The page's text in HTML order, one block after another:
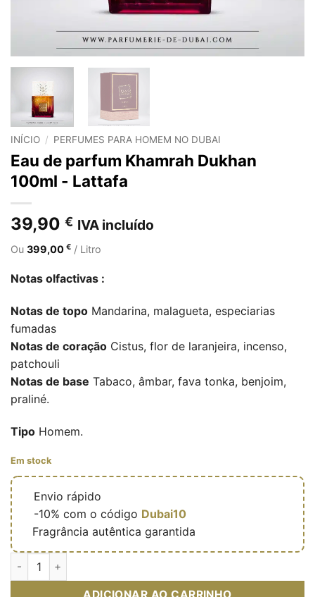
INÍCIO / PERFUMES PARA HOMEM NO DUBAI
Eau de parfum Khamrah Dukhan
100ml - Lattafa
39,90 € IVA incluído
Ou 399,00 € / Litro
Notas olfactivas :
Notas de topo Mandarina, malagueta, especiarias
fumadas
Notas de coração Cistus, flor de laranjeira, incenso,
patchouli
Notas de base Tabaco, âmbar, fava tonka, benjoim,
praliné.
Tipo Homem.
Em stock
Envio rápido
-10% com o código Dubai10
Fragrância autêntica garantida
Quantidade de Eau de parfum Khamrah Dukhan 100ml –